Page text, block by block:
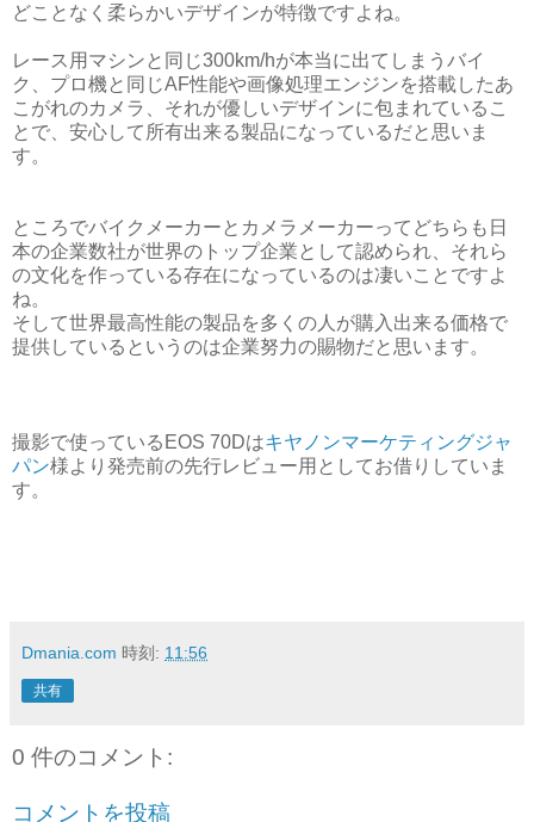
どことなく柔らかいデザインが特徴ですよね。
レース用マシンと同じ300km/hが本当に出てしまうバイ
ク、プロ機と同じAF性能や画像処理エンジンを搭載したあ
こがれのカメラ、それが優しいデザインに包まれているこ
とで、安心して所有出来る製品になっているだと思いま
す。
ところでバイクメーカーとカメラメーカーってどちらも日
本の企業数社が世界のトップ企業として認められ、それら
の文化を作っている存在になっているのは凄いことですよ
ね。
そして世界最高性能の製品を多くの人が購入出来る価格で
提供しているというのは企業努力の賜物だと思います。
撮影で使っているEOS 70Dはキヤノンマーケティングジャ
パン様より発売前の先行レビュー用としてお借りしていま
す。
Dmania.com 時刻: 11:56
共有
0 件のコメント:
コメントを投稿